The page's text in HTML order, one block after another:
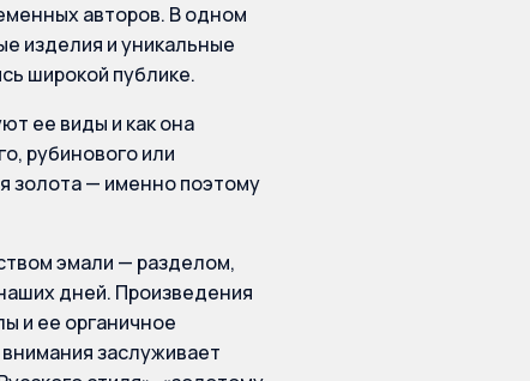
авторов. В одном
изделия и уникальные
широкой публике.
ее виды и как она
рубинового или
золота — именно поэтому
эмали — разделом,
дней. Произведения
и ее органичное
заслуживает